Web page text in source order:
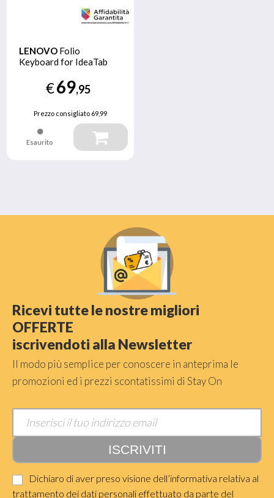
LENOVO Folio
Keyboard for IdeaTab
€69,95
Prezzo consigliato69,99
Esaurito
Ricevi tutte le nostre migliori
OFFERTE
iscrivendoti alla Newsletter
Il modo più semplice per conoscere in anteprima le
promozioni ed i prezzi scontatissimi di Stay On
Dichiaro di aver preso visione dell’informativa relativa al
trattamento dei dati personali effettuato da parte del